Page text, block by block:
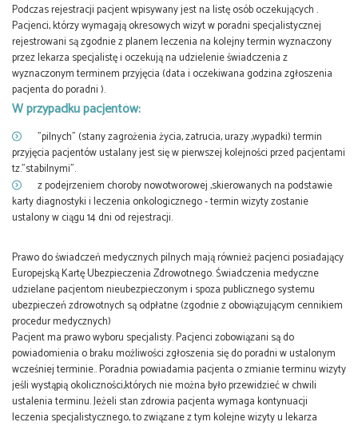
Podczas rejestracji pacjent wpisywany jest na listę osób oczekujących .
Pacjenci, którzy wymagają okresowych wizyt w poradni specjalistycznej
rejestrowani są zgodnie z planem leczenia na kolejny termin wyznaczony
przez lekarza specjalistę i oczekują na udzielenie świadczenia z
wyznaczonym terminem przyjęcia (data i oczekiwana godzina zgłoszenia
pacjenta do poradni ).
W przypadku pacjentów:
"pilnych" (stany zagrożenia życia, zatrucia, urazy ,wypadki) termin
przyjęcia pacjentów ustalany jest się w pierwszej kolejności przed pacjentami
tz."stabilnymi".
z podejrzeniem choroby nowotworowej ,skierowanych na podstawie
karty diagnostyki i leczenia onkologicznego - termin wizyty zostanie
ustalony w ciągu 14 dni od rejestracji.
Prawo do świadczeń medycznych pilnych mają również pacjenci posiadający
Europejską Kartę Ubezpieczenia Zdrowotnego. Świadczenia medyczne
udzielane pacjentom nieubezpieczonym i spoza publicznego systemu
ubezpieczeń zdrowotnych są odpłatne (zgodnie z obowiązującym cennikiem
procedur medycznych)
Pacjent ma prawo wyboru specjalisty. Pacjenci zobowiązani są do
powiadomienia o braku możliwości zgłoszenia się do poradni w ustalonym
wcześniej terminie.. Poradnia powiadamia pacjenta o zmianie terminu wizyty
jeśli wystąpią okoliczności,których nie można było przewidzieć w chwili
ustalenia terminu. Jeżeli stan zdrowia pacjenta wymaga kontynuacji
leczenia specjalistycznego, to związane z tym kolejne wizyty u lekarza